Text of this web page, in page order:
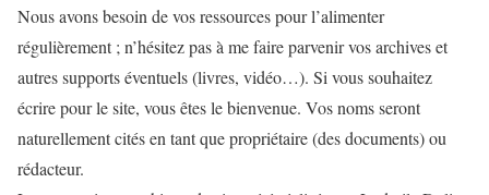
Nous avons besoin de vos ressources pour l’alimenter
régulièrement ; n’hésitez pas à me faire parvenir vos archives et
autres supports éventuels (livres, vidéo…). Si vous souhaitez
écrire pour le site, vous êtes le bienvenue. Vos noms seront
naturellement cités en tant que propriétaire (des documents) ou
rédacteur.